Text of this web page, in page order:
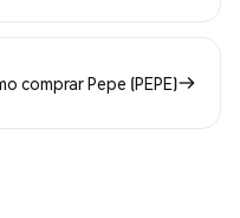
comprar Pepe (PEPE)